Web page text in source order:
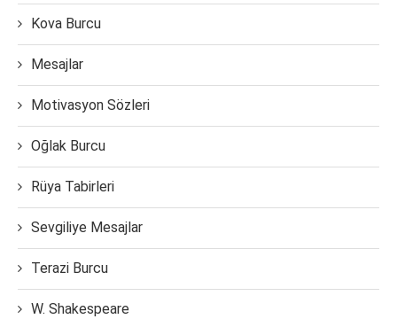
Kova Burcu
Mesajlar
Motivasyon Sözleri
Oğlak Burcu
Rüya Tabirleri
Sevgiliye Mesajlar
Terazi Burcu
W. Shakespeare